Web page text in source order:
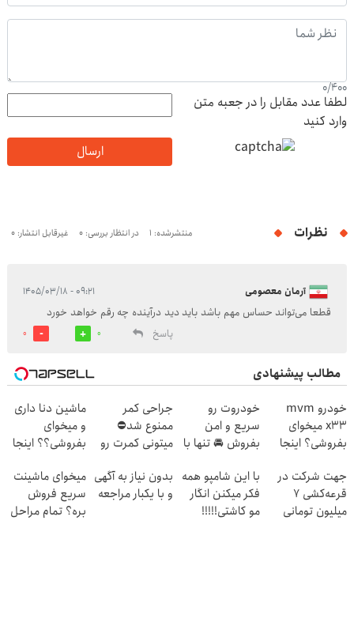
0/400
لطفا عدد مقابل را در جعبه متن
وارد کنید
ارسال
نظرات منتشرشده: 1 در انتظار بررسی: 0 غیرقابل انتشار: 0
آرمان معصومی ۰۹:۲۱ - ۱۴۰۵/۰۳/۱۸
قطعا می‌تواند حساس مهم باشد باید دید درآینده چه رقم خواهد خورد
پاسخ
0
0
مطالب پیشنهادی
خودرو mvm
x33 میخوای
بفروشی؟ اینجا
میره
خودروت رو
سریع و امن
بفروش 🚘 تنها با
جراحی کمر
ممنوع شد⛔
میتونی کمرت رو
کنی! 👈🏻
پرسش‌نامه
ماشین دنا داری
و میخوای
بفروشی؟؟ اینجا
بفروش
جهت شرکت در
قرعه‌کشی ۷
میلیون تومانی
با این شامپو همه
فکر میکنن انگار
مو کاشتی!!!!!
بدون نیاز به آگهی
و با یکبار مراجعه
میخوای ماشینت
سریع فروش
بره؟ تمام مراحل